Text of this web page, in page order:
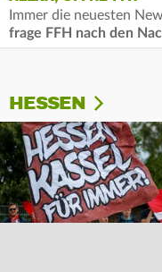
Immer die neuesten
frage FFH nach den
HESSEN